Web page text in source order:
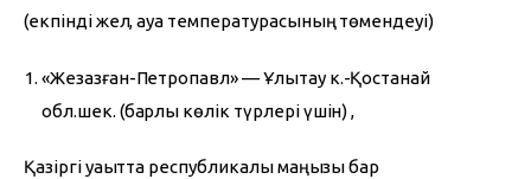
(екпінді жел, ауа температурасының төмендеуі)
«Жезқазған-Петропавл» — Ұлытау к.-Қостанай
обл.шек. (барлық көлік түрлері үшін) ,
Қазіргі уақытта республикалық маңызы бар